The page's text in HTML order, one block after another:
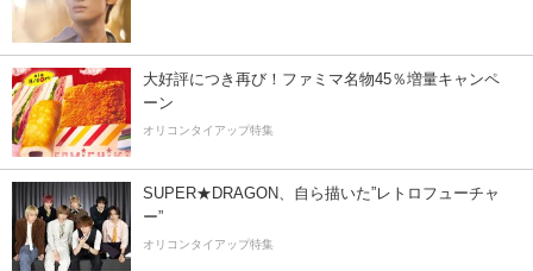
大好評につき再び！ファミマ名物45％増量キャンペ
ーン
オリコンタイアップ特集
SUPER★DRAGON、自ら描いた”レトロフューチャ
ー”
オリコンタイアップ特集